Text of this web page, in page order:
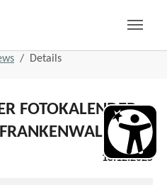
Details
FOTOKALENDER
18.12.2025